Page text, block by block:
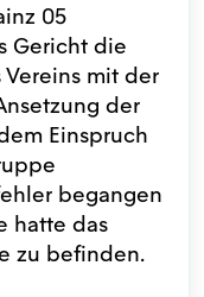
05
Gericht die
mit der
der
Einspruch
begangen
hatte das
zu befinden.